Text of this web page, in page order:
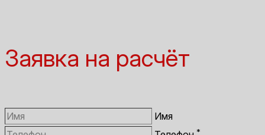
Заявка на расчёт
Имя
*